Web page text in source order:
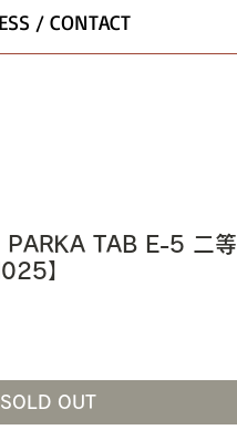
/ CONTACT
TAB E-5 二等
】
SOLD OUT